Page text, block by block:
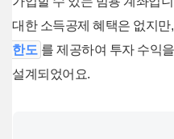
대한 소득공제 혜택은 없지만,
한도 를 제공하여 투자 수익
설계되었어요.